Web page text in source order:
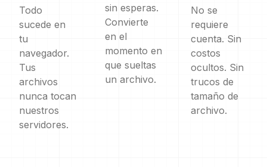
Todo
sucede en
tu
navegador.
Tus
archivos
nunca tocan
nuestros
servidores.
sin esperas.
Convierte
en el
momento en
que sueltas
un archivo.
No se
requiere
cuenta. Sin
costos
ocultos. Sin
trucos de
tamaño de
archivo.